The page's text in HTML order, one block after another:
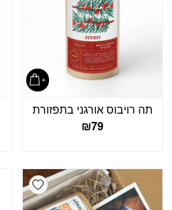
תה רויבוס אורגני בתפזורת
₪79
wishlist